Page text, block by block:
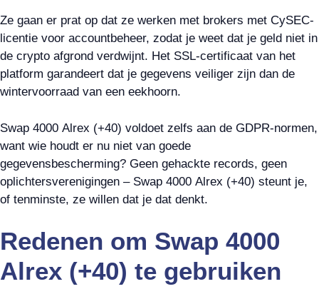
Ze gaan er prat op dat ze werken met brokers met CySEC-
licentie voor accountbeheer, zodat je weet dat je geld niet in
de crypto afgrond verdwijnt. Het SSL-certificaat van het
platform garandeert dat je gegevens veiliger zijn dan de
wintervoorraad van een eekhoorn.
Swap 4000 Alrex (+40) voldoet zelfs aan de GDPR-normen,
want wie houdt er nu niet van goede
gegevensbescherming? Geen gehackte records, geen
oplichtersverenigingen – Swap 4000 Alrex (+40) steunt je,
of tenminste, ze willen dat je dat denkt.
Redenen om Swap 4000
Alrex (+40) te gebruiken